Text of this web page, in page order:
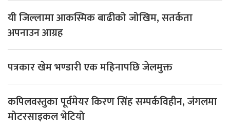
यी जिल्लामा आकस्मिक बाढीको जोखिम, सतर्कता
अपनाउन आग्रह
पत्रकार खेम भण्डारी एक महिनापछि जेलमुक्त
कपिलवस्तुका पूर्वमेयर किरण सिंह सम्पर्कविहीन, जंगलमा
मोटरसाइकल भेटियो